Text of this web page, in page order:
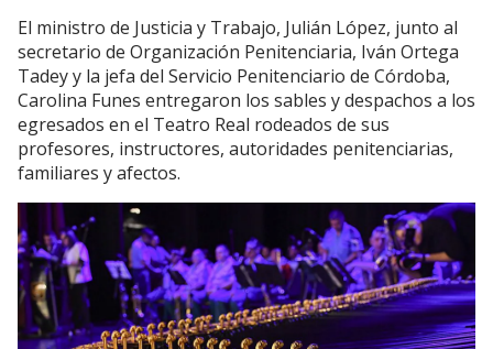
El ministro de Justicia y Trabajo, Julián López, junto al
secretario de Organización Penitenciaria, Iván Ortega
Tadey y la jefa del Servicio Penitenciario de Córdoba,
Carolina Funes entregaron los sables y despachos a los
egresados en el Teatro Real rodeados de sus
profesores, instructores, autoridades penitenciarias,
familiares y afectos.